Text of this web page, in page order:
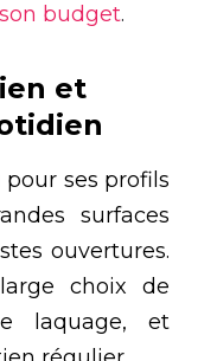
budget.
et
pour ses profils
surfaces
ouvertures.
choix de
laquage, et